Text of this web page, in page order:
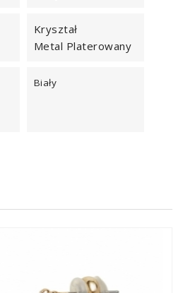
Kryształ
Metal Platerowany
Biały